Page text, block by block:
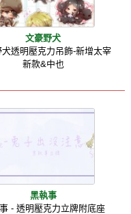
文豪野犬
透明壓克力吊飾-新增太宰
新款&中也
黑執事
- 透明壓克力立牌附底座